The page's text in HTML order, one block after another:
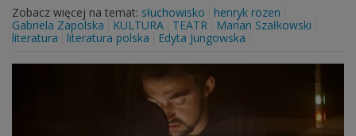
Zobacz więcej na temat: słuchowisko
henryk rozen
Gabriela Zapolska
KULTURA TEATR
Marian Szałkowski
literatura
literatura polska Edyta Jungowska